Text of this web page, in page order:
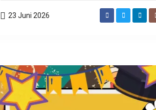
23 Juni 2026